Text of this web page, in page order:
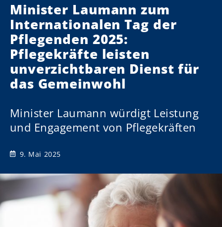
Minister Laumann zum
Internationalen Tag der
Pflegenden 2025:
Pflegekräfte leisten
unverzichtbaren Dienst für
das Gemeinwohl
Minister Laumann würdigt Leistung
und Engagement von Pflegekräften
9. Mai 2025